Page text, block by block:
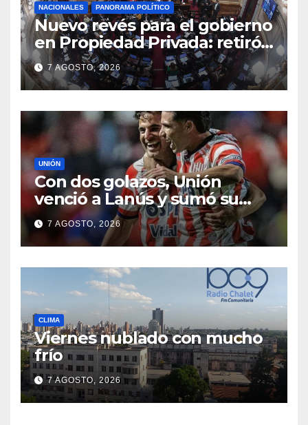
NACIONALES PANORAMA POLÍTICO
Nuevo revés para el gobierno
en Propiedad Privada: retiró
el capítulo que pretendía
modificar la Ley de Manejo
del Fuego
7 AGOSTO, 2026
UNIÓN
Con dos golazos, Unión
venció a Lanús y sumó su
primer triunfo en el Clausura
7 AGOSTO, 2026
CLIMA
Viernes nublado con mucho
frío
7 AGOSTO, 2026